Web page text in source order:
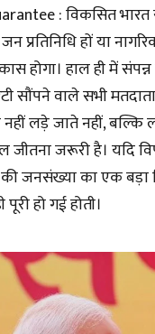
: विकसित भारत
जन प्रतिनिधि हों या
होगा। हाल ही में
सौंपने वाले सभी
लड़े जाते नहीं,
जीतना जरूरी है। यदि
की जनसंख्या का एक बड़ा
हो गई होती।